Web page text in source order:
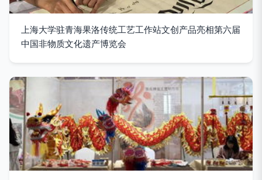
上海大学驻青海果洛传统工艺工作站文创产品亮相第六届
中国非物质文化遗产博览会